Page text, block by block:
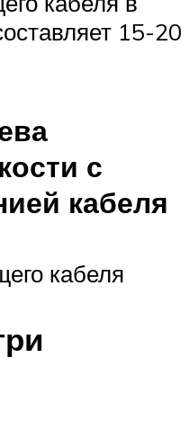
15-20
с
кабеля
кабеля